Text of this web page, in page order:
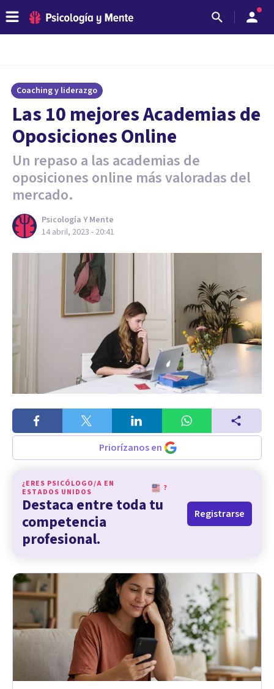
Coaching y liderazgo
Las 10 mejores Academias de
Oposiciones Online
Un repaso a las academias de
oposiciones online más valoradas del
mercado.
Psicología Y Mente
14 abril, 2023 - 20:41
Priorízanos en
¿ERES PSICÓLOGO/A EN
ESTADOS UNIDOS
?
Destaca entre toda tu
competencia
profesional.
Registrarse